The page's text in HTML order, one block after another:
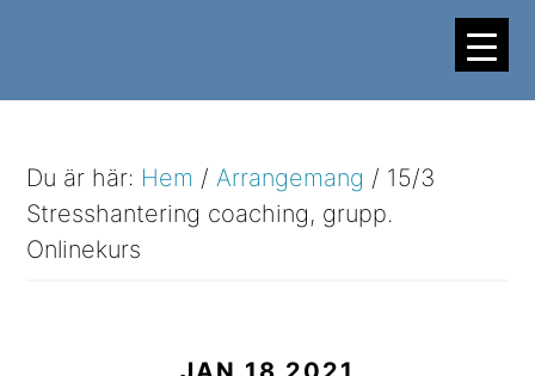
Du är här: Hem / Arrangemang / 15/3
Stresshantering coaching, grupp.
Onlinekurs